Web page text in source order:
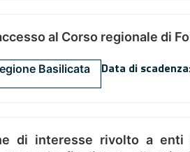
al Corso regionale di
Basilicata Data di scadenza
di interesse rivolto a